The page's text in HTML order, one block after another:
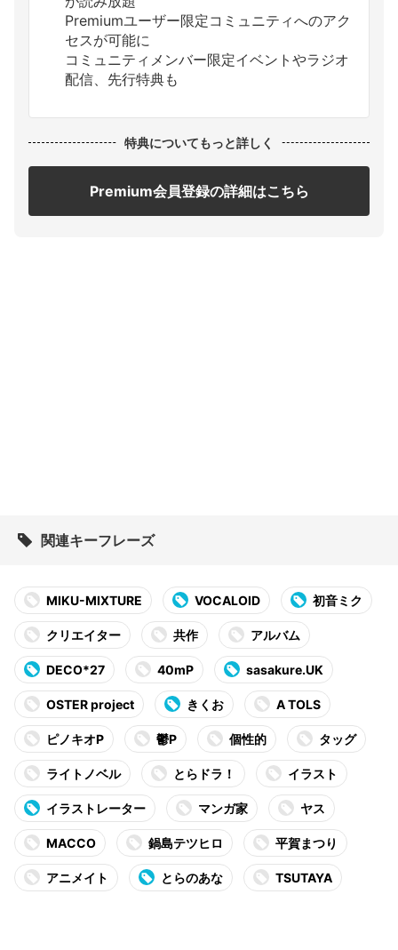
Premiumユーザー限定コミュニティへのアク
セスが可能に
コミュニティメンバー限定イベントやラジオ
配信、先行特典も
特典についてもっと詳しく
Premium会員登録の詳細はこちら
関連キーフレーズ
MIKU-MIXTURE VOCALOID 初音ミク
クリエイター 共作 アルバム
DECO*27 40mP sasakure.UK
OSTER project きくお A TOLS
ピノキオP 鬱P 個性的 タッグ
ライトノベル とらドラ！ イラスト
イラストレーター マンガ家 ヤス
MACCO 鍋島テツヒロ 平賀まつり
アニメイト とらのあな TSUTAYA